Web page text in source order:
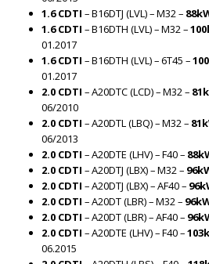
1.6 CDTI – B16DTJ (LVL) – M32 –
1.6 CDTI – B16DTH (LVL) – M32 –
01.2017
1.6 CDTI – B16DTH (LVL) – 6T45 –
01.2017
2.0 CDTI – A20DTC (LCD) – M32 –
06/2010
2.0 CDTI – A20DTL (LBQ) – M32 –
06/2013
2.0 CDTI – A20DTE (LHV) – F40 –
2.0 CDTI – A20DTJ (LBX) – M32 –
2.0 CDTI – A20DTJ (LBX) – AF40 –
2.0 CDTI – A20DT (LBR) – M32 –
2.0 CDTI – A20DT (LBR) – AF40 –
2.0 CDTI – A20DTE (LHV) – F40 –
06.2015